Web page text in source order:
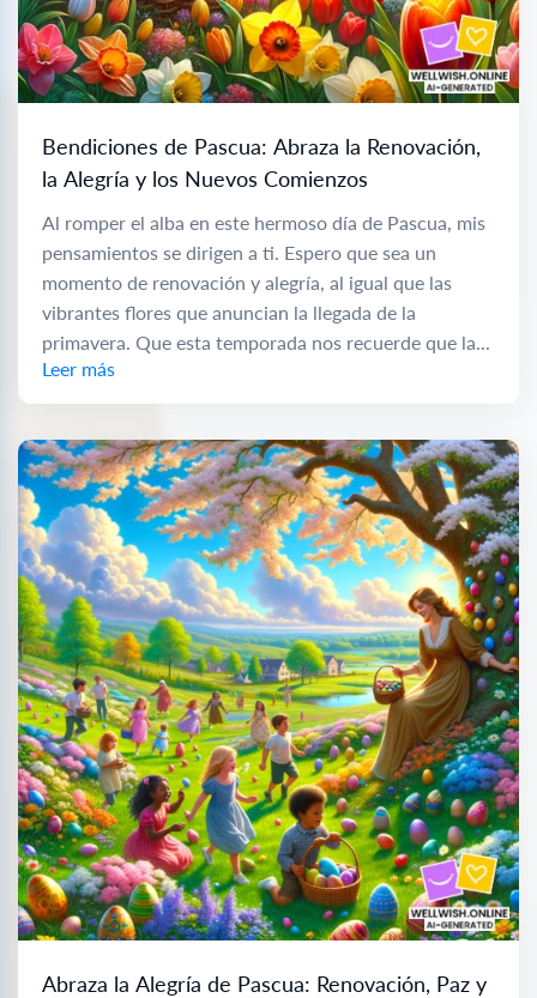
Bendiciones de Pascua: Abraza la Renovación,
la Alegría y los Nuevos Comienzos
Al romper el alba en este hermoso día de Pascua, mis
pensamientos se dirigen a ti. Espero que sea un
momento de renovación y alegría, al igual que las
vibrantes flores que anuncian la llegada de la
primavera. Que esta temporada nos recuerde que la...
Leer más
Abraza la Alegría de Pascua: Renovación, Paz y